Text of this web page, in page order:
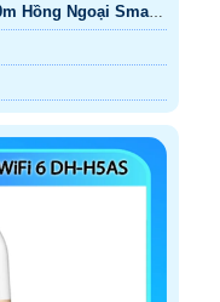
Hồng Ngoại Smart